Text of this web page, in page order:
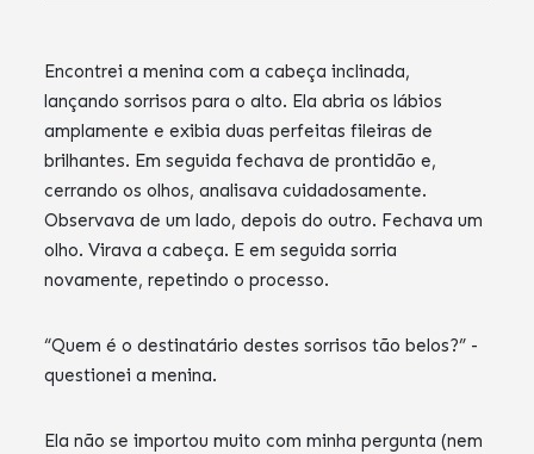
Encontrei a menina com a cabeça inclinada,
lançando sorrisos para o alto. Ela abria os lábios
amplamente e exibia duas perfeitas fileiras de
brilhantes. Em seguida fechava de prontidão e,
cerrando os olhos, analisava cuidadosamente.
Observava de um lado, depois do outro. Fechava um
olho. Virava a cabeça. E em seguida sorria
novamente, repetindo o processo.
“Quem é o destinatário destes sorrisos tão belos?” -
questionei a menina.
Ela não se importou muito com minha pergunta (nem